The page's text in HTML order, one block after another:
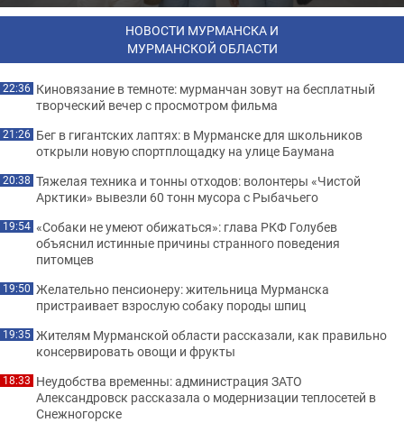
НОВОСТИ МУРМАНСКА И
МУРМАНСКОЙ ОБЛАСТИ
22:36 Киновязание в темноте: мурманчан зовут на бесплатный
творческий вечер с просмотром фильма
21:26 Бег в гигантских лаптях: в Мурманске для школьников
открыли новую спортплощадку на улице Баумана
20:38 Тяжелая техника и тонны отходов: волонтеры «Чистой
Арктики» вывезли 60 тонн мусора с Рыбачьего
19:54 «Собаки не умеют обижаться»: глава РКФ Голубев
объяснил истинные причины странного поведения
питомцев
19:50 Желательно пенсионеру: жительница Мурманска
пристраивает взрослую собаку породы шпиц
19:35 Жителям Мурманской области рассказали, как правильно
консервировать овощи и фрукты
18:33 Неудобства временны: администрация ЗАТО
Александровск рассказала о модернизации теплосетей в
Снежногорске